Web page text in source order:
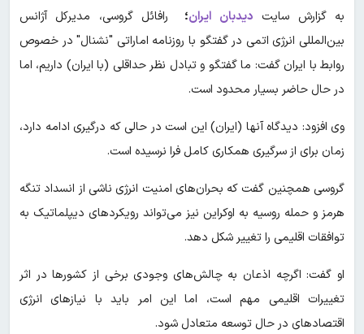
به گزارش سایت دیدبان ایران؛
​ رافائل گروسی، مدیرکل آژانس
بین‌المللی انرژی اتمی در گفتگو با روزنامه اماراتی "نشنال" در خصوص
روابط با ایران گفت: ما گفتگو و تبادل نظر حداقلی (با ایران) داریم، اما
در حال حاضر بسیار محدود است.
وی افزود: دیدگاه آنها (ایران) این است در حالی که درگیری ادامه دارد،
زمان برای از سرگیری همکاری کامل فرا نرسیده است.
گروسی همچنین گفت که بحران‌های امنیت انرژی ناشی از انسداد تنگه
هرمز و حمله روسیه به اوکراین نیز می‌تواند رویکردهای دیپلماتیک به
توافقات اقلیمی را تغییر شکل دهد.
او گفت: اگرچه اذعان به چالش‌های وجودی برخی از کشورها در اثر
تغییرات اقلیمی مهم است، اما این امر باید با نیازهای انرژی
اقتصادهای در حال توسعه متعادل شود.